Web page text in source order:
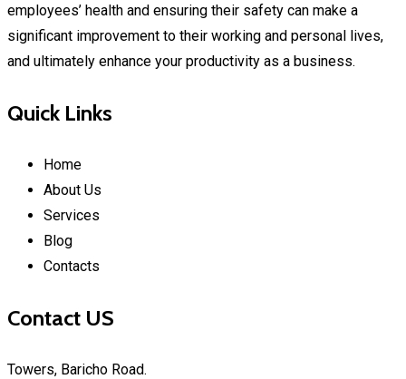
employees’ health and ensuring their safety can make a
significant improvement to their working and personal lives,
and ultimately enhance your productivity as a business.
Quick Links
Home
About Us
Services
Blog
Contacts
Contact US
Towers, Baricho Road.